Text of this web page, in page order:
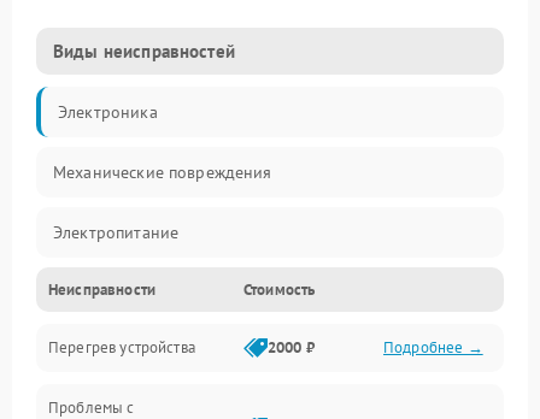
Виды неисправностей
Электроника
Механические повреждения
Электропитание
Парообразование
Герметичность
Механика
Неисправности Стоимость
Перегрев устройства 2000 ₽ Подробнее →
Проблемы с